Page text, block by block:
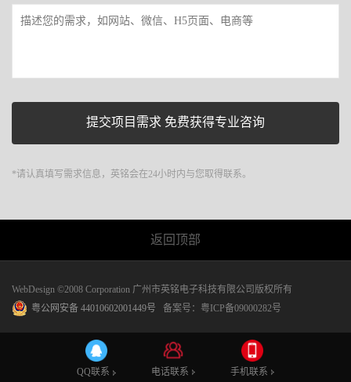
QQ联系 电话联系 手机联系
*请认真填写需求信息，英铭会在24小时内与您取得联系。
返回顶部
WebDesign ©2008 Corporation 广州市英铭电子科技有限公司版权所有
粤公网安备 44010602001449号
备案号： 粤ICP备09000282号